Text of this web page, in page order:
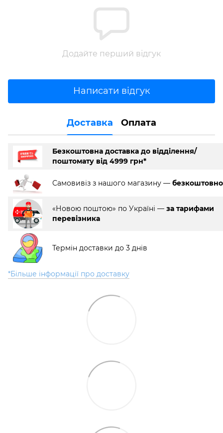
Додайте перший відгук
Написати відгук
Доставка Оплата
Безкоштовна доставка до відділення/
поштомату від 4999 грн*
Самовивіз з нашого магазину — безкоштовно
«Новою поштою» по Україні — за тарифами
перевізника
Термін доставки до 3 днів
*Більше інформації про доставку